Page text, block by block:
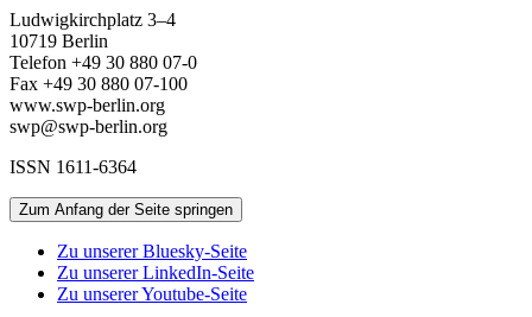
Ludwigkirchplatz 3–4
10719 Berlin
Telefon +49 30 880 07-0
Fax +49 30 880 07-100
www.swp-berlin.org
swp@swp-berlin.org
ISSN 1611-6364
Zum Anfang der Seite springen
Zu unserer Bluesky-Seite
Zu unserer LinkedIn-Seite
Zu unserer Youtube-Seite